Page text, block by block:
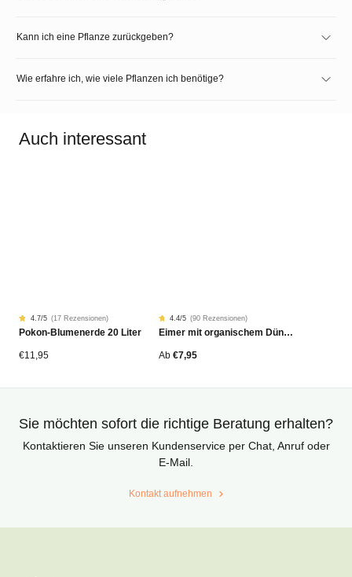
Kann ich eine Pflanze zurückgeben?
Wie erfahre ich, wie viele Pflanzen ich benötige?
Auch interessant
Rated
4.68
von
17
Kundenstimmen
4.7/5 (17 Rezensionen)
Pokon-Blumenerde 20 Liter
€11,95
Rated
4.42
von
90
Kundenstimmen
4.4/5 (90 Rezensionen)
Eimer mit organischem Dünger
Ab €7,95
Sie möchten sofort die richtige Beratung erhalten?
Kontaktieren Sie unseren Kundenservice per Chat, Anruf oder
E-Mail.
Kontakt aufnehmen